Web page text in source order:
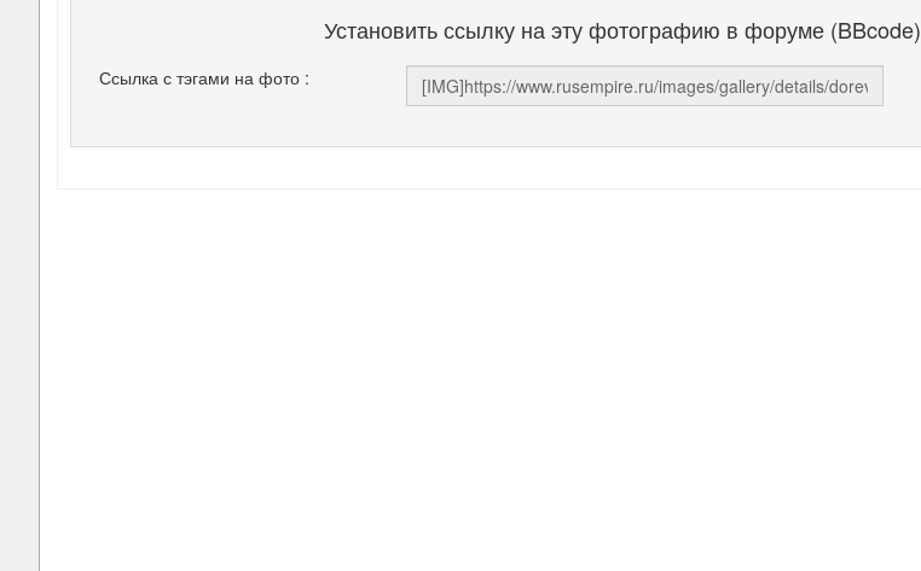
Установить ссылку на эту фотографию в форуме (BBcode)
Ссылка с тэгами на фото :